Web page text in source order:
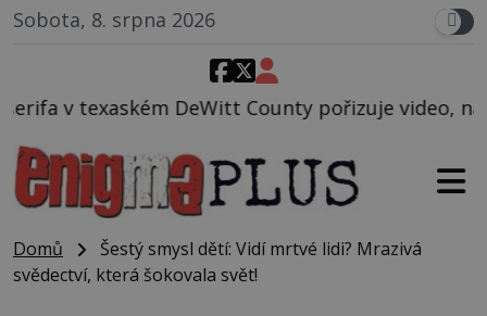
Sobota, 8. srpna 2026
County pořizuje video, na kterém před jeho
Domů
Šestý smysl dětí: Vidí mrtvé lidi? Mrazivá
svědectví, která šokovala svět!